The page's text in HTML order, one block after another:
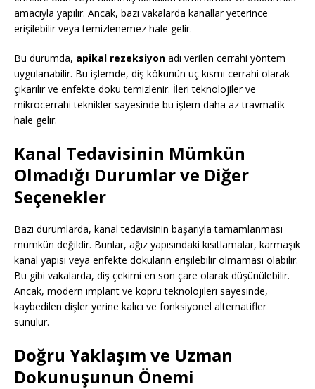
amacıyla yapılır. Ancak, bazı vakalarda kanallar yeterince
erişilebilir veya temizlenemez hale gelir.
Bu durumda, apikal rezeksiyon adı verilen cerrahi yöntem
uygulanabilir. Bu işlemde, diş kökünün uç kısmı cerrahi olarak
çıkarılır ve enfekte doku temizlenir. İleri teknolojiler ve
mikrocerrahi teknikler sayesinde bu işlem daha az travmatik
hale gelir.
Kanal Tedavisinin Mümkün
Olmadığı Durumlar ve Diğer
Seçenekler
Bazı durumlarda, kanal tedavisinin başarıyla tamamlanması
mümkün değildir. Bunlar, ağız yapısındaki kısıtlamalar, karmaşık
kanal yapısı veya enfekte dokuların erişilebilir olmaması olabilir.
Bu gibi vakalarda, diş çekimi en son çare olarak düşünülebilir.
Ancak, modern implant ve köprü teknolojileri sayesinde,
kaybedilen dişler yerine kalıcı ve fonksiyonel alternatifler
sunulur.
Doğru Yaklaşım ve Uzman
Dokunuşunun Önemi